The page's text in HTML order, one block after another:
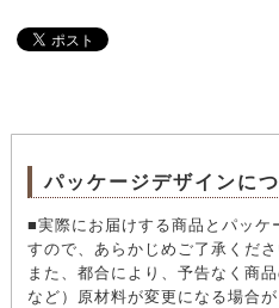
パッケージデザインに
■実際にお届けする商品とパッケ
すので、あらかじめご了承くださ
また、都合により、予告なく商
など）原材料が変更になる場合が